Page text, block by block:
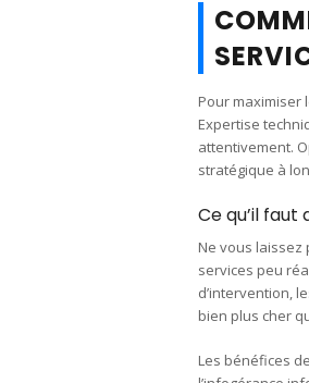
Pour maximiser
Expertise
attentivement.
stratégique à
Ce qu’il
Ne vous
services peu
d’intervention,
bien plus cher
Les bénéfices